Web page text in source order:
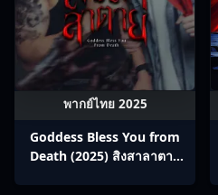
พากย์ไทย 2025
Goddess Bless You from
Death (2025) สิงสาลาตาย